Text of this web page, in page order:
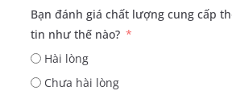
Bạn đánh giá chất lượng cung cấp
tin như thế nào?
Hài lòng
Chưa hài lòng